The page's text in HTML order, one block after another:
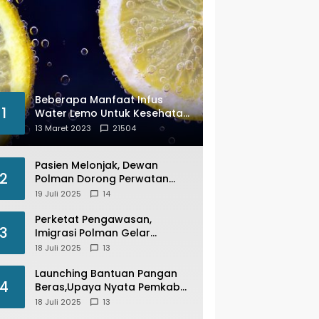
1
Beberapa Manfaat Infus
Water Lemo Untuk Kesehatan
Anda
13 Maret 2023 21504
2
Pasien Melonjak, Dewan
Polman Dorong Perwatan
Inap PKM Wonomulyo
19 Juli 2025 14
3
Perketat Pengawasan,
Imigrasi Polman Gelar
Operasi Pengawasan
Serentak disemua Daerah di
Indonesia
18 Juli 2025 13
Launching Bantuan Pangan
Beras,Upaya Nyata Pemkab
Polman Stabilkan Harga
18 Juli 2025 13